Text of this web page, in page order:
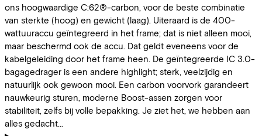
ons hoogwaardige C:62®-carbon, voor de beste combinatie
van sterkte (hoog) en gewicht (laag). Uiteraard is de 400-
wattuuraccu geïntegreerd in het frame; dat is niet alleen mooi,
maar beschermd ook de accu. Dat geldt eveneens voor de
kabelgeleiding door het frame heen. De geïntegreerde IC 3.0-
bagagedrager is een andere highlight; sterk, veelzijdig en
natuurlijk ook gewoon mooi. Een carbon voorvork garandeert
nauwkeurig sturen, moderne Boost-assen zorgen voor
stabiliteit, zelfs bij volle bepakking. Je ziet het, we hebben aan
alles gedacht...